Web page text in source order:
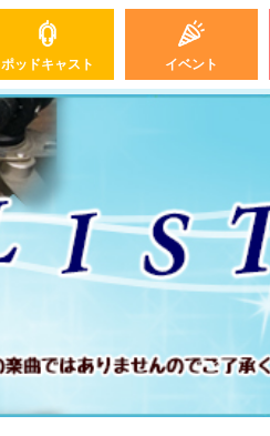
ポッドキャスト イベント